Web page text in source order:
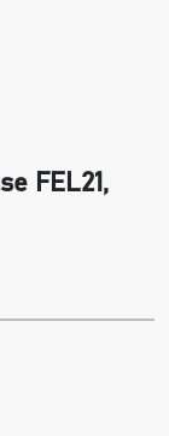
FEL21,